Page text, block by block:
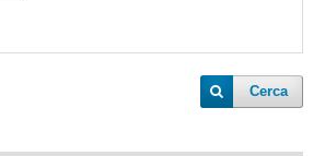
Cerca